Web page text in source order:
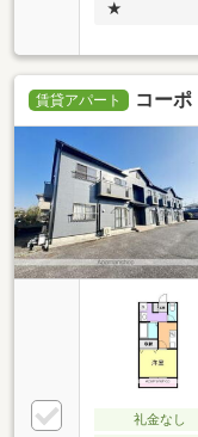
★
賃貸アパート コーポ
礼金なし